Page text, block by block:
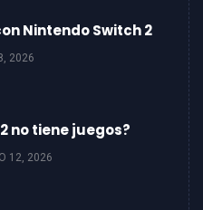
Nintendo Switch 2
2026
no tiene juegos?
12, 2026